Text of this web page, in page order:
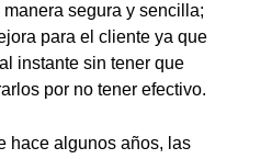
segura y sencilla;
para el cliente ya que
instante sin tener que
por no tener efectivo.
hace algunos años, las